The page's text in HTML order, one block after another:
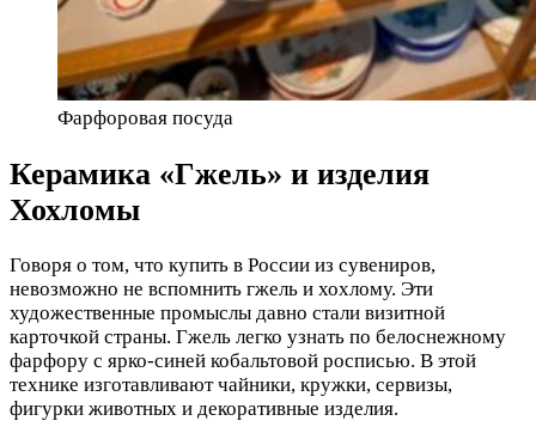
Фарфоровая посуда
Керамика «Гжель» и изделия
Хохломы
Говоря о том, что купить в России из сувениров,
невозможно не вспомнить гжель и хохлому. Эти
художественные промыслы давно стали визитной
карточкой страны. Гжель легко узнать по белоснежному
фарфору с ярко-синей кобальтовой росписью. В этой
технике изготавливают чайники, кружки, сервизы,
фигурки животных и декоративные изделия.